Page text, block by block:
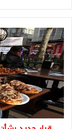
قرار
جديد
بشأن
افتتاح
المطاعم
والمقاهي
في
عموم
تركيا